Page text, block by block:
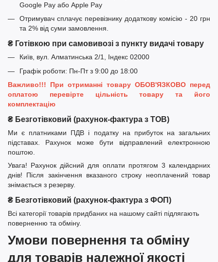
Google Pay або Apple Pay
Отримувач сплачує перевізнику додаткову комісію - 20 грн
та 2% від суми замовлення.
₴ Готівкою при самовивозі з пункту видачі товару
Київ, вул. Алматинська 2/1, Індекс 02000
Графік роботи: Пн-Пт з 9:00 до 18:00
Важливо!!! При отриманні товару ОБОВ'ЯЗКОВО перед
оплатою перевірте цільність товару та його
комплектацію
₴ Безготівковий (рахунок-фактура з ТОВ)
Ми є платниками ПДВ і податку на прибуток на загальних
підставах. Рахунок може бути відправлений електронною
поштою.
Увага! Рахунок дійсний для оплати протягом 3 календарних
днів! Після закінчення вказаного строку неоплачений товар
знімається з резерву.
₴ Безготівковий (рахунок-фактура з ФОП)
Всі категорії товарів придбаних на нашому сайті підлягають
поверненню та обміну.
Умови повернення та обміну
для товарів належної якості